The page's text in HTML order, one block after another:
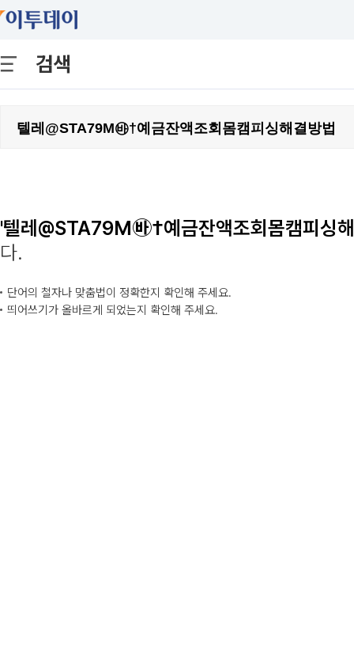
검색
'텔레@STA79M㉳†예금잔액조회몸캠피싱
다.
단어의 철자나 맞춤법이 정확한지 확인해 주세요.
띄어쓰기가 올바르게 되었는지 확인해 주세요.